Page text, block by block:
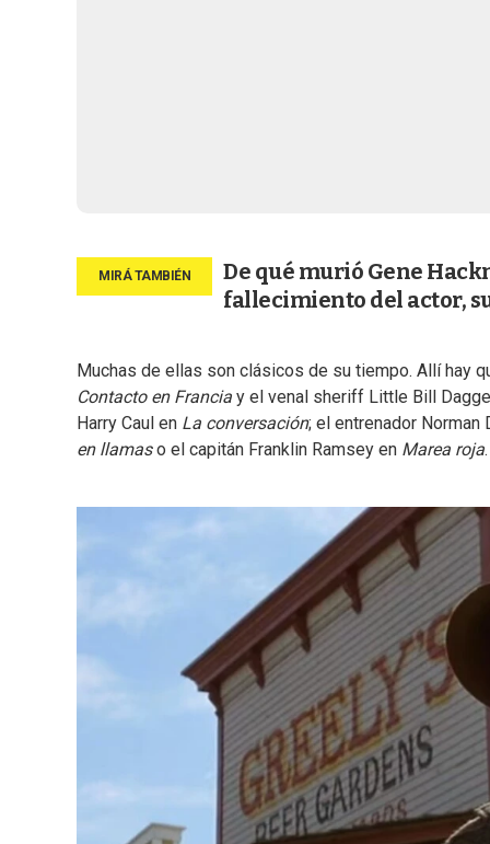
De qué murió Gene
fallecimiento del actor,
Muchas de ellas son clásicos de su tiempo. Allí hay
Contacto en Francia y el venal sheriff Little Bill
Harry Caul en La conversación; el entrenador Norman
en llamaso el capitán Franklin Ramsey en Marea roja.